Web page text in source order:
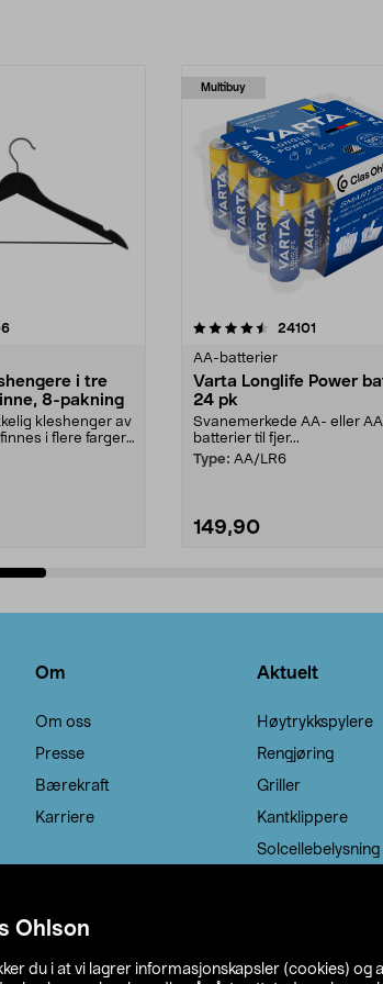
Ohlson
du i at vi lagrer informasjonskapsler (cookies) og
anmeldelser
i tre
8-pakning
kleshenger av
i flere farger.
Multibuy
5 stjerner 24101
AA-batterier
Varta Longlife Power
24 pk
Svanemerkede AA- eller
batterier til fjer...
Type: AA/LR6
149,90
4.5av 5 stjerner
Om
Om oss
Presse
Bærekraft
Karriere
Aktuelt
Høytrykkspylere
Rengjøring
Griller
Kantklippere
Solcellebelysning